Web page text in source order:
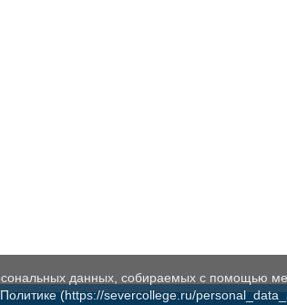
данных, собираемых с помощью
(https://severcollege.ru/